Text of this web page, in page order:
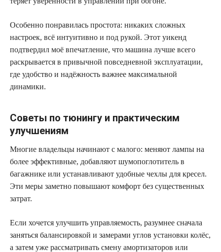
Особенно понравилась простота: никаких сложных
настроек, всё интуитивно и под рукой. Этот уикенд
подтвердил моё впечатление, что машина лучше всего
раскрывается в привычной повседневной эксплуатации,
где удобство и надёжность важнее максимальной
динамики.
Советы по тюнингу и практическим
улучшениям
Многие владельцы начинают с малого: меняют лампы на
более эффективные, добавляют шумопоглотитель в
багажнике или устанавливают удобные чехлы для кресел.
Эти меры заметно повышают комфорт без существенных
затрат.
Если хочется улучшить управляемость, разумнее сначала
заняться балансировкой и замерами углов установки колёс,
а затем уже рассматривать смену амортизаторов или